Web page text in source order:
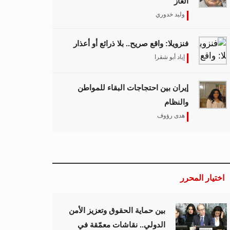
وليد خدوري
فنزويلا: واقع صريح.. بلا ذرائع أو أعذار
إياد أبو شقرا
إيران بين احتجاجات البقاء للمواطن
والنظام
هدى رؤوف
اختيار المحرر
بين حماية الحقوق وتعزيز الأمن
الدولي.. نقاشات معمّقة في